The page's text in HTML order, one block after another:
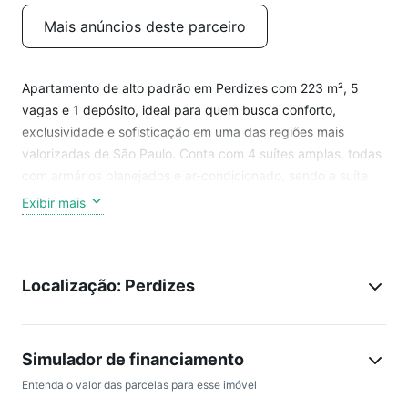
Mais anúncios deste parceiro
Apartamento de alto padrão em Perdizes com 223 m², 5
vagas e 1 depósito, ideal para quem busca conforto,
exclusividade e sofisticação em uma das regiões mais
valorizadas de São Paulo. Conta com 4 suítes amplas, todas
master um verdadeiro refúgio, com closet, varanda privativa
e banheira de hidromassagem.
dois ambientes, lareira e varanda, perfeita para receber
cozinha planejada, moderna e funcional. Há também lavabo,
área de escritório ideal para home office e área de serviço
Exibir mais
Localização: Perdizes
Simulador de financiamento
Entenda o valor das parcelas para esse imóvel